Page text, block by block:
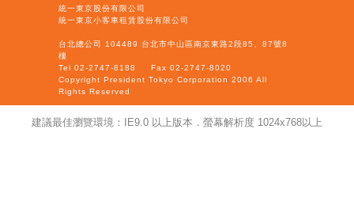
統一東京股份有限公司
統一東京小客車租賃股份有限公司
台北總公司 104489 台北市中山區南京東路2段85、87號8
樓
Tel 02-2747-8188
Fax 02-2747-8020
Copyright President Tokyo Corporation 2006 All
Rights Reserved
建議最佳瀏覽環境：IE9.0 以上版本．螢幕解析度 1024x768以上